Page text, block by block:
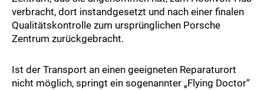
verbracht, dort instandgesetzt und nach einer finalen
Qualitätskontrolle zum ursprünglichen Porsche
Zentrum zurückgebracht.
Ist der Transport an einen geeigneten Reparaturort
nicht möglich, springt ein sogenannter „Flying Doctor“